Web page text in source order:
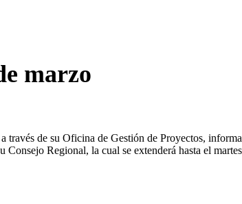
marzo
de su Oficina de Gestión de Proyectos, informa
Regional, la cual se extenderá hasta el